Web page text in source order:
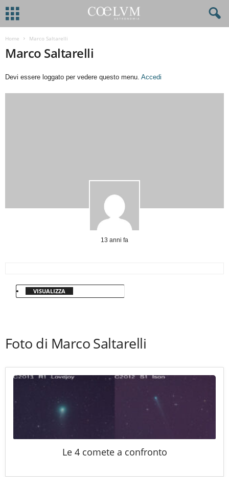
Home Marco Saltarelli
Marco Saltarelli
Devi essere loggato per vedere questo menu. Accedi
13 anni fa
VISUALIZZA
Foto di Marco Saltarelli
Le 4 comete a confronto